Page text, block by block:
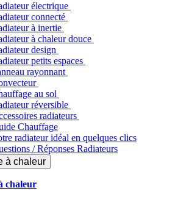
électrique
connecté
à inertie
à chaleur douce
design
petits espaces
rayonnant
au sol
réversible
radiateurs
Chauffage
radiateur idéal en quelques clics
/ Réponses Radiateurs
à chaleur
chaleur